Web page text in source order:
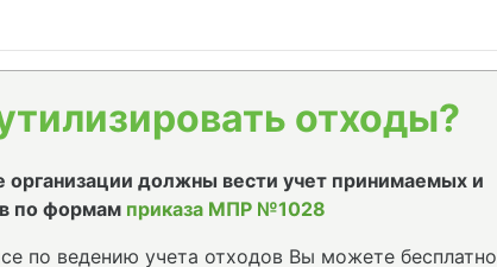
отходы?
организации должны вести учет принимаемых и
по формам приказа МПР №1028
по ведению учета отходов Вы можете бесплатно